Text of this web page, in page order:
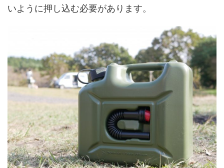
いように押し込む必要があります。